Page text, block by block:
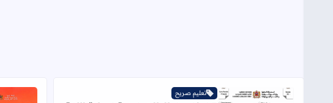
تعليم صريح